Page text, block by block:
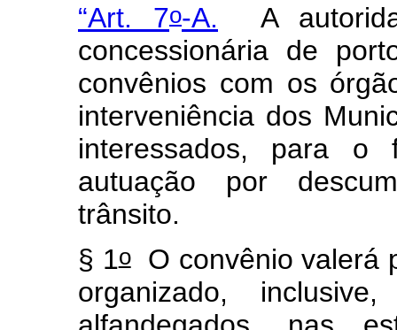
“Art. 7o-A.
A
concessionária de
convênios com os
interveniência dos
interessados, para
autuação por
trânsito.
§ 1oO convênio valerá
organizado,